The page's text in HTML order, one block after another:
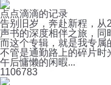
点点滴滴的记录
告别旧岁，奔赴新程，从
声书的深度相伴之旅，同
而这个专辑，就是我专属
不管是通勤路上的碎片时
午后慵懒的闲暇...
1106783